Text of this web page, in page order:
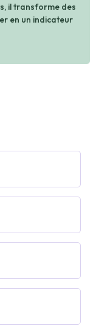
il transforme des
en un indicateur